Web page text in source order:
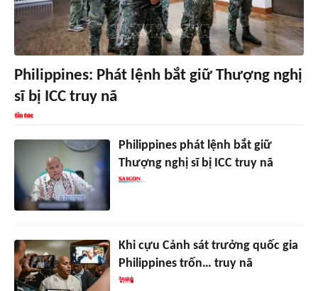
Philippines: Phát lệnh bắt giữ Thượng nghị
sĩ bị ICC truy nã
Philippines phát lệnh bắt giữ
Thượng nghị sĩ bị ICC truy nã
Khi cựu Cảnh sát trưởng quốc gia
Philippines trốn… truy nã